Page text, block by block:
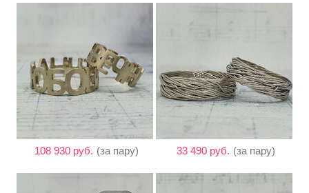
108 930 руб. (за пару) 33 490 руб. (за пару)